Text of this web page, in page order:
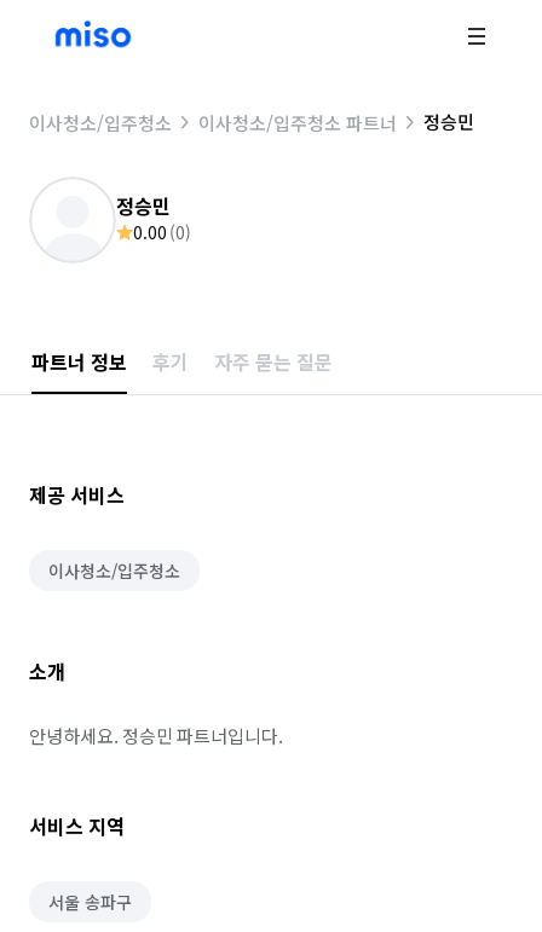
이사청소/입주청소 이사청소/입주청소 파트너 정승민
정승민
0.00 (0)
파트너 정보 후기 자주 묻는 질문
제공 서비스
이사청소/입주청소
소개
안녕하세요. 정승민 파트너입니다.
서비스 지역
서울 송파구